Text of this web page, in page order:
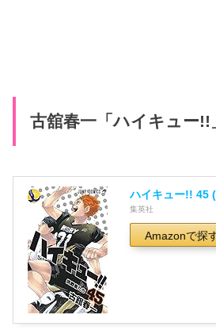
古舘春一「ハイキュー!!
ハイキュー!! 45
集英社
Amazonで探